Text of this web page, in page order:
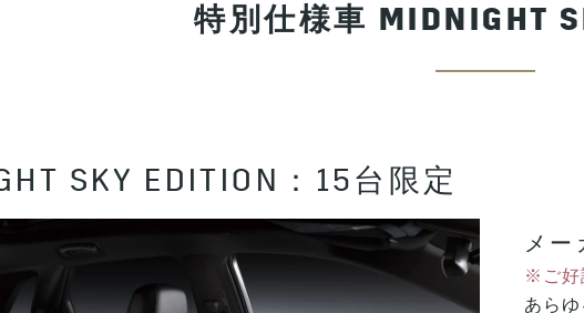
特別仕様車 MIDNIGHT
SKY EDITION：15台限定
メ
※ご好
あら